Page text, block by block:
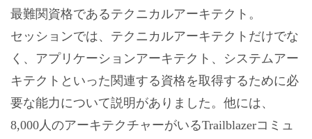
最難関資格であるテクニカルアーキテクト。
セッションでは、テクニカルアーキテクトだけでな
く、アプリケーションアーキテクト、システムアー
キテクトといった関連する資格を取得するために必
要な能力について説明がありました。他には、
8,000人のアーキテクチャーがいるTrailblazerコミュ